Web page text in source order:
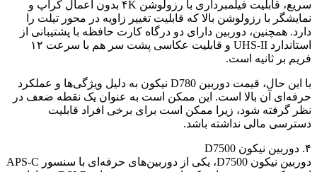
سریع، قابلیت فیلمبرداری با رزولوشن ۴K بدون اعمال کراپ و
نمایشگر با رزولوشن بالا که قابلیت تغییر زاویه در محور تیلت را
دارد. همچنین، دوربین دارای دو درگاه کارت حافظه با پشتیبانی از
استاندارد UHS-II و قابلیت عکاسی پشت سر هم با سرعت ۱۲
فریم بر ثانیه است.
با این حال، قیمت دوربین D780 نیکون به دلیل ویژگی‌ها و عملکرد
حرفه‌ای آن بالا است. این ممکن است به عنوان یک نقطه ضعف در
نظر گرفته شود، زیرا ممکن است برای برخی افراد قابلیت
دسترسی مالی نداشته باشد.
۴. دوربین نیکون D7500
دوربین نیکون D7500، یکی از دوربین‌های حرفه‌ای با سنسور APS-C